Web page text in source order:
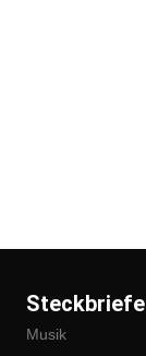
Steckbriefe
Musik